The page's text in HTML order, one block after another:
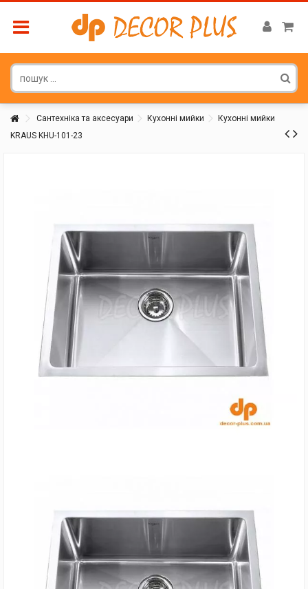
Сантехніка та аксесуари Кухонні мийки
Кухонні мийки
KRAUS KHU-101-23